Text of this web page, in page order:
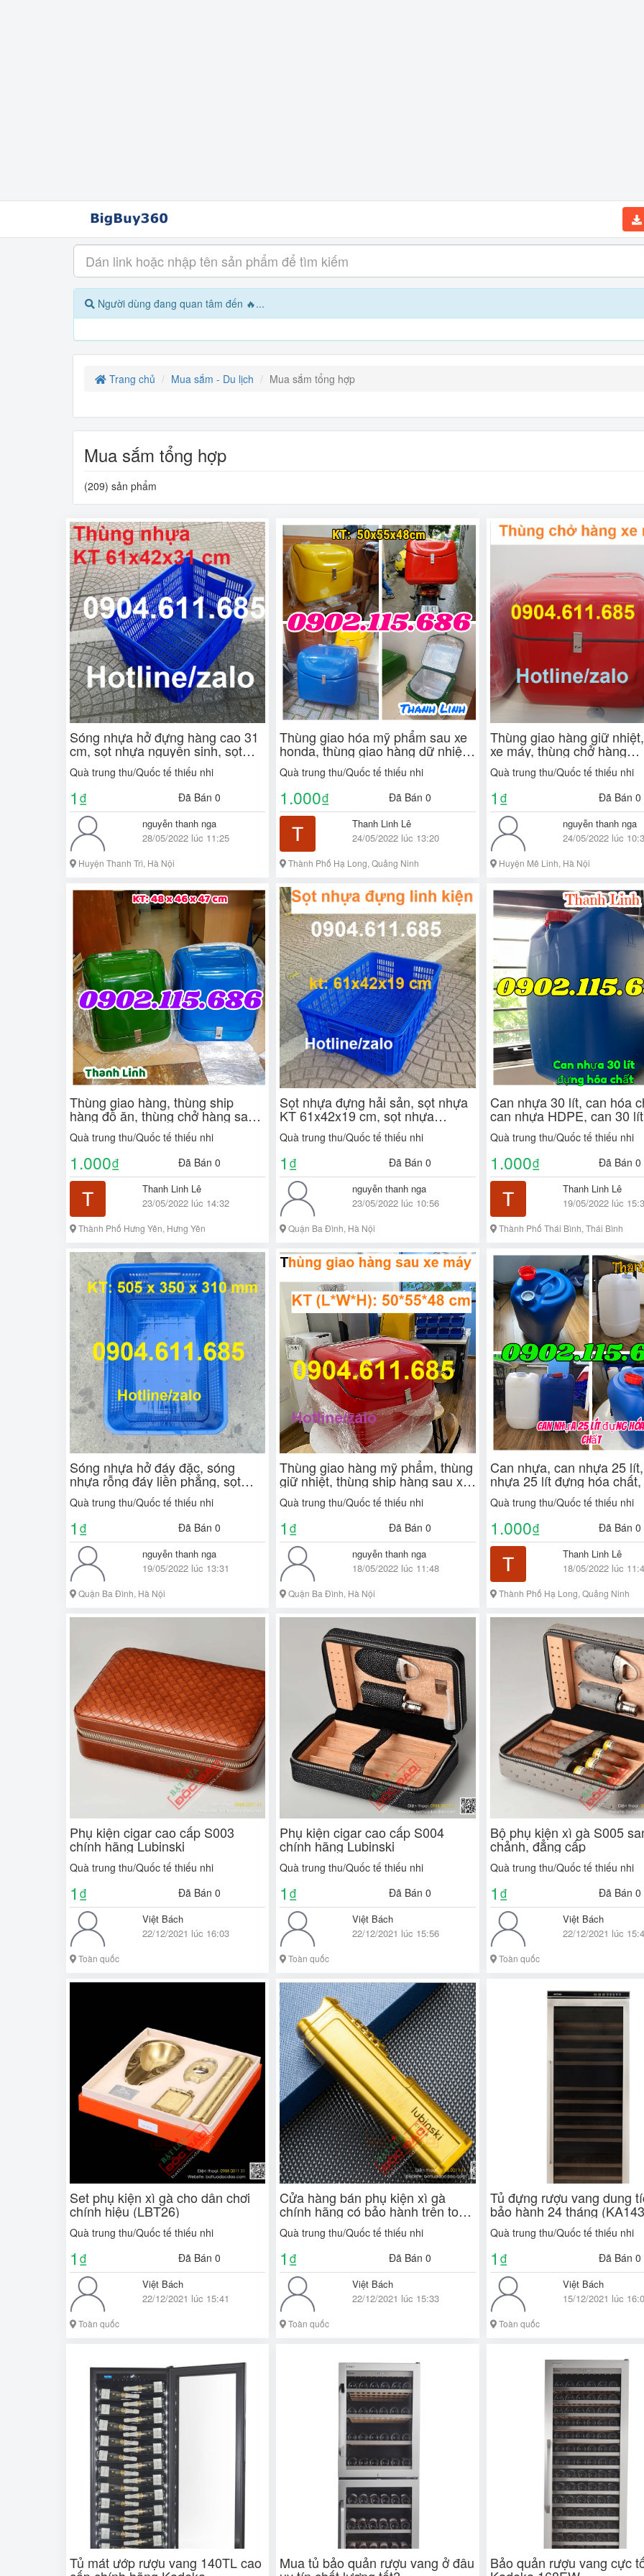
Người dùng đang quan tâm đến 🔥...
Trang chủ Mua sắm - Du lịch Mua sắm tổng hợp
Mua sắm tổng hợp
(209) sản phẩm
Sóng nhựa hở đựng hàng cao 31
cm, sọt nhựa nguyên sinh, sọt
nhựa hs004
Quà trung thu/Quốc tế thiếu nhi
1 ₫ Đã Bán 0
nguyễn thanh nga
28/05/2022 lúc 11:25
Huyện Thanh Trì, Hà Nội
Thùng giao hóa mỹ phẩm sau xe
honda, thùng giao hàng dữ nhiệt
sau xe máy, thùng giao hàng tiếp
thị, thùng giao thức ăn n
Quà trung thu/Quốc tế thiếu nhi
1.000₫ Đã Bán 0
Thanh Linh Lê
24/05/2022 lúc 13:20
Thành Phố Hạ Long, Quảng Ninh
Thùng giao hàng giữ
xe máy, thùng chở hàng
composite, thùng chở
Quà trung thu/Quốc tế thiếu nhi
1 ₫ Đã Bán 0
nguyễn thanh nga
24/05/2022 lúc
Huyện Mê Linh, Hà Nội
Thùng giao hàng, thùng ship
hàng đồ ăn, thùng chở hàng sau
xe máy, thùng giao đồ ăn nhanh,
thùng chở hàng siêu thị, thù
Quà trung thu/Quốc tế thiếu nhi
1.000₫ Đã Bán 0
Thanh Linh Lê
23/05/2022 lúc 14:32
Thành Phố Hưng Yên, Hưng Yên
Sọt nhựa đựng hải sản, sọt nhựa
KT 61x42x19 cm, sọt nhựa
chuyên dụng
Quà trung thu/Quốc tế thiếu nhi
1 ₫ Đã Bán 0
nguyễn thanh nga
23/05/2022 lúc 10:56
Quận Ba Đình, Hà Nội
Can nhựa 30 lít, can hóa
can nhựa HDPE, can 30
nhựa, can nhựa xanh,
trắng, can nhựa 30 lít đựn
Quà trung thu/Quốc tế thiếu nhi
1.000₫ Đã Bán 0
Thanh Linh Lê
19/05/2022 lúc
Thành Phố Thái Bình, Thái Bình
Sóng nhựa hở đáy đặc, sóng
nhựa rỗng đáy liền phẳng, sọt
nhựa có đáy đặc, sóng nhựa rỗng
Hs012
Quà trung thu/Quốc tế thiếu nhi
1 ₫ Đã Bán 0
nguyễn thanh nga
19/05/2022 lúc 13:31
Quận Ba Đình, Hà Nội
Thùng giao hàng mỹ phẩm, thùng
giữ nhiệt, thùng ship hàng sau xe
máy, thùng chở hàng
Quà trung thu/Quốc tế thiếu nhi
1 ₫ Đã Bán 0
nguyễn thanh nga
18/05/2022 lúc 11:48
Quận Ba Đình, Hà Nội
Can nhựa, can nhựa 25
nhựa 25 lít đựng hóa
nhựa dày 25 lít, can nhựa
hóa chất, can nhựa 2 nắp,
Quà trung thu/Quốc tế thiếu nhi
1.000₫ Đã Bán 0
Thanh Linh Lê
18/05/2022 lúc
Thành Phố Hạ Long, Quảng Ninh
Phụ kiện cigar cao cấp S003
chính hãng Lubinski
Quà trung thu/Quốc tế thiếu nhi
1 ₫ Đã Bán 0
Việt Bách
22/12/2021 lúc 16:03
Toàn quốc
Phụ kiện cigar cao cấp S004
chính hãng Lubinski
Quà trung thu/Quốc tế thiếu nhi
1 ₫ Đã Bán 0
Việt Bách
22/12/2021 lúc 15:56
Toàn quốc
Bộ phụ kiện xì gà S005
chảnh, đẳng cấp
Quà trung thu/Quốc tế thiếu nhi
1 ₫ Đã Bán 0
Việt Bách
22/12/2021 lúc
Toàn quốc
Set phụ kiện xì gà cho dân chơi
chính hiệu (LBT26)
Quà trung thu/Quốc tế thiếu nhi
1 ₫ Đã Bán 0
Việt Bách
22/12/2021 lúc 15:41
Toàn quốc
Cửa hàng bán phụ kiện xì gà
chính hãng có bảo hành trên toàn
quốc
Quà trung thu/Quốc tế thiếu nhi
1 ₫ Đã Bán 0
Việt Bách
22/12/2021 lúc 15:33
Toàn quốc
Tủ đựng rượu vang dung
bảo hành 24 tháng
Quà trung thu/Quốc tế thiếu nhi
1 ₫ Đã Bán 0
Việt Bách
15/12/2021 lúc
Toàn quốc
Tủ mát ướp rượu vang 140TL cao Mua tủ bảo quản rượu vang ở đâu Bảo quản rượu vang cực